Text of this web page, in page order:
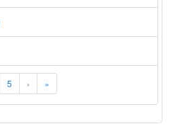
5 › »